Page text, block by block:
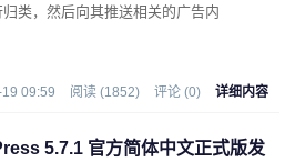
归类，然后向其推送相关的广告内
09:59 阅读 (1852) 评论 (0) 详细内容
5.7.1 官方简体中文正式版发